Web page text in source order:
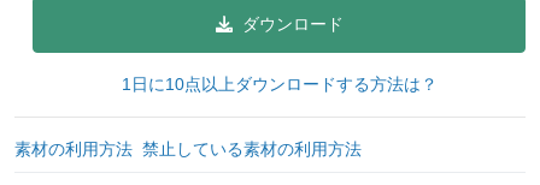
ダウンロード
1日に10点以上ダウンロードする方法は？
素材の利用方法 禁止している素材の利用方法